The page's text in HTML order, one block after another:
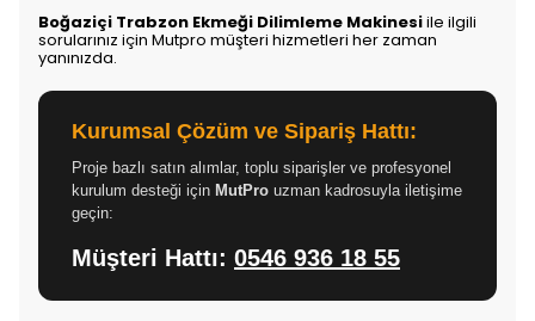
Boğaziçi Trabzon Ekmeği Dilimleme Makinesiile ilgili
sorularınız için Mutpro müşteri hizmetleri her zaman
yanınızda.
Kurumsal Çözüm ve Sipariş Hattı:
Proje bazlı satın alımlar, toplu siparişler ve profesyonel
kurulum desteği için MutPro uzman kadrosuyla iletişime
geçin:
Müşteri Hattı: 0546 936 18 55